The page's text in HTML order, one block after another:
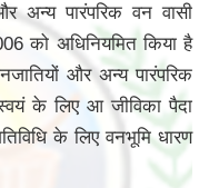
अन्य पारंपरिक वन वासी
को अधिनियमित किया है
और अन्य पारंपरिक
के लिए आ जीविका पैदा
के लिए वनभूमि धारण